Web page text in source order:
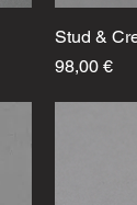
Stud &
Preis
98,00 €